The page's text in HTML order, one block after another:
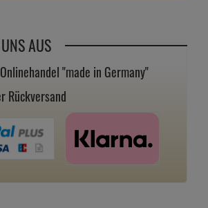
AUS
"made in Germany"
Rückversand